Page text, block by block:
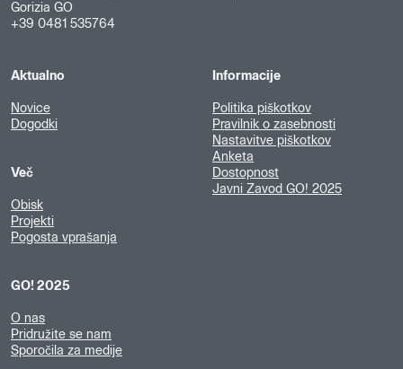
Gorizia GO
+39 0481 535764
Aktualno
Novice
Dogodki
Več
Obisk
Projekti
Pogosta vprašanja
GO! 2025
O nas
Pridružite se nam
Sporočila za medije
Informacije
Politika piškotkov
Pravilnik o zasebnosti
Nastavitve piškotkov
Anketa
Dostopnost
Javni Zavod GO! 2025